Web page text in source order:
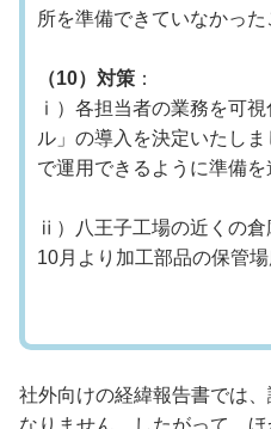
所を準備できていなかった
（10）対策 ：
ⅰ）各担当者の業務を可
ル」の導入を決定いたし
で運用できるように準備を
ⅱ）八王子工場の近くの
10月より加工部品の保管
社外向けの経緯報告書では
なりません。したがって、